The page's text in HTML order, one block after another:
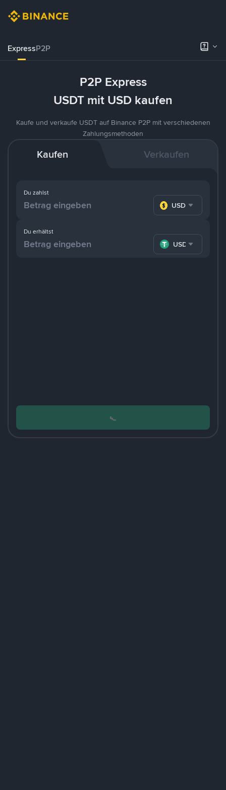
ExpressP2P
P2P Express
USDT mit USD kaufen
Kaufe und verkaufe USDT auf Binance P2P mit verschiedenen
Zahlungsmethoden
Kaufen Verkaufen
Du zahlst
USD
Du erhältst
USDT